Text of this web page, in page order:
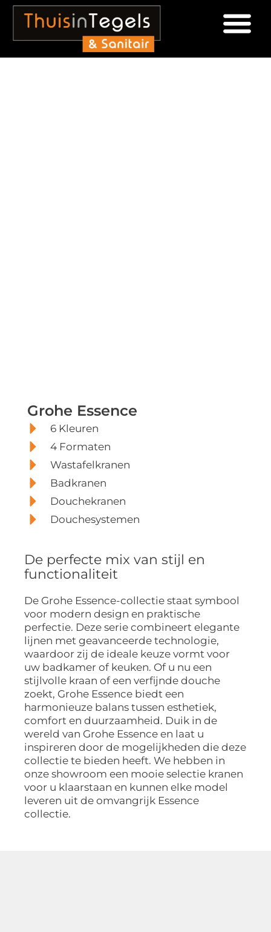
Grohe
Essence
De perfecte mix van stijl en
functionaliteit
De Grohe Essence-collectie staat symbool
voor modern design en praktische
perfectie. Deze serie combineert elegante
lijnen met geavanceerde technologie,
waardoor zij de ideale keuze vormt voor
uw badkamer of keuken. Of u nu een
stijlvolle kraan of een verfijnde douche
zoekt, Grohe Essence biedt een
harmonieuze balans tussen esthetiek,
comfort en duurzaamheid. Duik in de
wereld van Grohe Essence en laat u
inspireren door de mogelijkheden die deze
collectie te bieden heeft. We hebben in
onze showroom een mooie selectie kranen
voor u klaarstaan en kunnen elke model
leveren uit de omvangrijk Essence
collectie.
Grohe Essence
6 Kleuren
4 Formaten
Wastafelkranen
Badkranen
Douchekranen
Douchesystemen